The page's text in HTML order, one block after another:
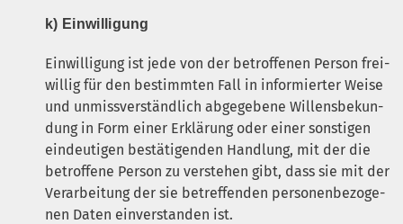
k) Ein­wil­li­gung
Ein­wil­li­gung ist jede von der betrof­fe­nen Per­son frei­
wil­lig für den bestimm­ten Fall in infor­mier­ter Wei­se
und unmiss­ver­ständ­lich abge­ge­be­ne Wil­lens­be­kun­
dung in Form einer Erklä­rung oder einer sons­ti­gen
ein­deu­ti­gen bestä­ti­gen­den Hand­lung, mit der die
betrof­fe­ne Per­son zu ver­ste­hen gibt, dass sie mit der
Ver­ar­bei­tung der sie betref­fen­den per­so­nen­be­zo­ge­
nen Daten ein­ver­stan­den ist.